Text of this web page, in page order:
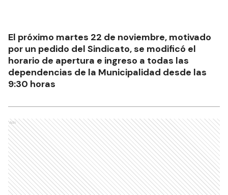
El próximo martes 22 de noviembre, motivado
por un pedido del Sindicato, se modificó el
horario de apertura e ingreso a todas las
9:30 horas
Ads